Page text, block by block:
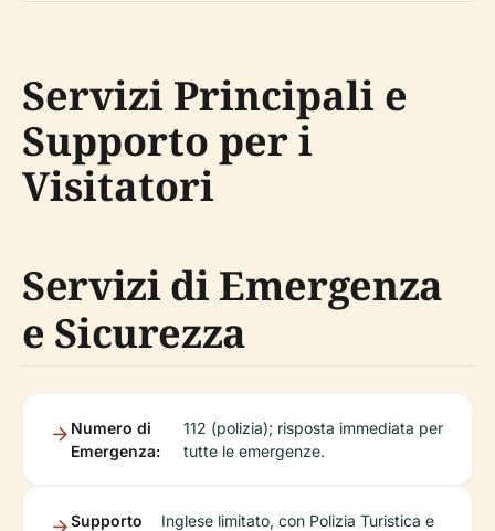
Servizi Principali e
Supporto per i
Visitatori
Servizi di Emergenza
e Sicurezza
Numero di
Emergenza:
112 (polizia); risposta immediata per
tutte le emergenze.
Supporto
Inglese limitato, con Polizia Turistica e